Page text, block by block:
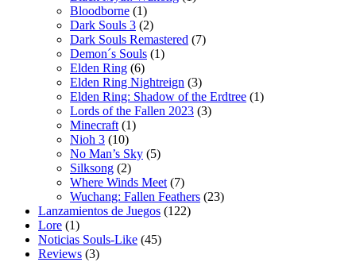
Bloodborne (1)
Dark Souls 3 (2)
Dark Souls Remastered (7)
Demon´s Souls (1)
Elden Ring (6)
Elden Ring Nightreign (3)
Elden Ring: Shadow of the Erdtree (1)
Lords of the Fallen 2023 (3)
Minecraft (1)
Nioh 3 (10)
No Man’s Sky (5)
Silksong (2)
Where Winds Meet (7)
Wuchang: Fallen Feathers (23)
Lanzamientos de Juegos (122)
Lore (1)
Noticias Souls-Like (45)
Reviews (3)